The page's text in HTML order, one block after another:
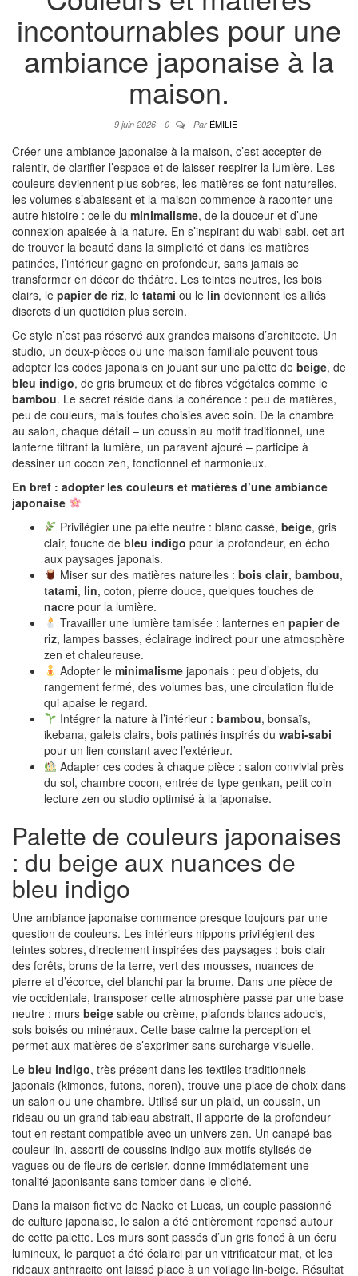
incontournables pour une
ambiance japonaise à la
maison.
9 juin 2026 0 Par ÉMILIE
Créer une ambiance japonaise à la maison, c’est accepter de
ralentir, de clarifier l’espace et de laisser respirer la lumière. Les
couleurs deviennent plus sobres, les matières se font naturelles,
les volumes s’abaissent et la maison commence à raconter une
autre histoire : celle du minimalisme, de la douceur et d’une
connexion apaisée à la nature. En s’inspirant du wabi-sabi, cet art
de trouver la beauté dans la simplicité et dans les matières
patinées, l’intérieur gagne en profondeur, sans jamais se
transformer en décor de théâtre. Les teintes neutres, les bois
clairs, le papier de riz, le tatami ou le lin deviennent les alliés
discrets d’un quotidien plus serein.
Ce style n’est pas réservé aux grandes maisons d’architecte. Un
studio, un deux-pièces ou une maison familiale peuvent tous
adopter les codes japonais en jouant sur une palette de beige, de
bleu indigo, de gris brumeux et de fibres végétales comme le
bambou. Le secret réside dans la cohérence : peu de matières,
peu de couleurs, mais toutes choisies avec soin. De la chambre
au salon, chaque détail – un coussin au motif traditionnel, une
lanterne filtrant la lumière, un paravent ajouré – participe à
dessiner un cocon zen, fonctionnel et harmonieux.
En bref : adopter les couleurs et matières d’une ambiance
japonaise
Privilégier une palette neutre : blanc cassé, beige, gris
clair, touche de bleu indigo pour la profondeur, en écho
aux paysages japonais.
Miser sur des matières naturelles : bois clair, bambou,
tatami, lin, coton, pierre douce, quelques touches de
nacre pour la lumière.
Travailler une lumière tamisée : lanternes en papier de
riz, lampes basses, éclairage indirect pour une atmosphère
zen et chaleureuse.
Adopter le minimalismejaponais : peu d’objets, du
rangement fermé, des volumes bas, une circulation fluide
qui apaise le regard.
Intégrer la nature à l’intérieur : bambou, bonsaïs,
ikebana, galets clairs, bois patinés inspirés du wabi-sabi
pour un lien constant avec l’extérieur.
Adapter ces codes à chaque pièce : salon convivial près
du sol, chambre cocon, entrée de type genkan, petit coin
lecture zen ou studio optimisé à la japonaise.
Palette de couleurs japonaises
: du beige aux nuances de
bleu indigo
Une ambiance japonaise commence presque toujours par une
question de couleurs. Les intérieurs nippons privilégient des
teintes sobres, directement inspirées des paysages : bois clair
des forêts, bruns de la terre, vert des mousses, nuances de
pierre et d’écorce, ciel blanchi par la brume. Dans une pièce de
vie occidentale, transposer cette atmosphère passe par une base
neutre : murs beige sable ou crème, plafonds blancs adoucis,
sols boisés ou minéraux. Cette base calme la perception et
permet aux matières de s’exprimer sans surcharge visuelle.
Le bleu indigo, très présent dans les textiles traditionnels
japonais (kimonos, futons, noren), trouve une place de choix dans
un salon ou une chambre. Utilisé sur un plaid, un coussin, un
rideau ou un grand tableau abstrait, il apporte de la profondeur
tout en restant compatible avec un univers zen. Un canapé bas
couleur lin, assorti de coussins indigo aux motifs stylisés de
vagues ou de fleurs de cerisier, donne immédiatement une
tonalité japonisante sans tomber dans le cliché.
Dans la maison fictive de Naoko et Lucas, un couple passionné
de culture japonaise, le salon a été entièrement repensé autour
de cette palette. Les murs sont passés d’un gris foncé à un écru
lumineux, le parquet a été éclairci par un vitrificateur mat, et les
rideaux anthracite ont laissé place à un voilage lin-beige. Résultat